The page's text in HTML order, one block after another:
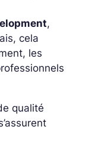
,
cela
les
qualité